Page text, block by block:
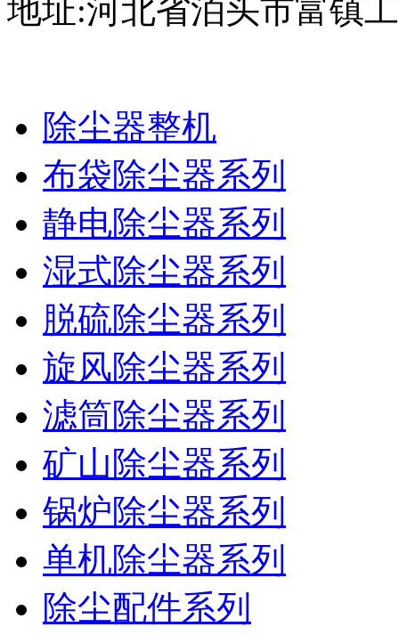
地址:河北省泊头市富镇
除尘器整机
布袋除尘器系列
静电除尘器系列
湿式除尘器系列
脱硫除尘器系列
旋风除尘器系列
滤筒除尘器系列
矿山除尘器系列
锅炉除尘器系列
单机除尘器系列
除尘配件系列